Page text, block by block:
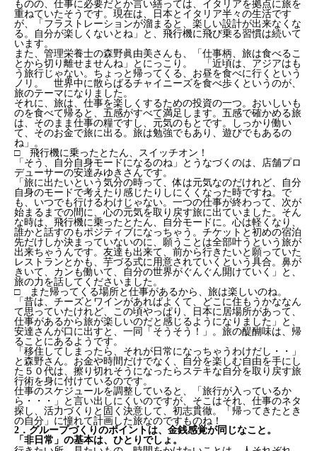
ものの、仕事に必要だとか言い繕っては、イタリアを拠点に旅を
重ねていたそうです。現在は、日本とイタリア半々の生活です
が、「フラストレーションが溜まると、楽しい設計が出来なくな
る。自分が楽しくないとね」と、飛行機に飛び乗る習慣は続いて
います。
また、管理栄養士の森野眞由美さんも、「仕事柄、旅は食べるこ
とから切り離せませんね」とにっこり。 「近頃は、アジアはも
う旅行じゃない。ちょっと帰ってくる、お昼を食べに行くという
ノリ。 世界中に散らばるチャイニーズを食べ歩くというのが、
旅のテーマになりました。
それに、旅は、仕事を楽しくするための投資の一つ。おいしいも
のを食べて帰ると、五感がすべて満足します。五感で確かめる旅
は、そのまま仕事の糧ですし、元気のもとです。しっかり働い
て、そのお金で旅に出る。旅は勉強でもあり、遊びでもあるの
ね」。
□ 飛行機に乗ったとたん、スイッチオン！
「そう、自分自身モードになるのね」とうなづくのは、店舗プロ
デューサーの安達みゆきさんです。
「旅に出たいという気分の時って、体は元気なのだけれど、自分
自身のモードで考えたり感じたりしにくくなった時ですね。で
も、いつでも行けるわけじゃない。一つの仕事が終わって、次が
始まるまでの間に、心の元気を取り戻す旅に出ていました。そん
な時は、飛行機に乗ったとたん、自分モードに。心は軽くなり、
誰かと話すのもポジティブになっちゃう。チケットと初めの宿泊
先だけしか決まっていないのに、願うことは全部叶うという旅が
出来ちゃうんです。友達も出来て、前から行きたいと願っていた
レストランとかも、芋づる式に用意されていくという具合。鼻が
きいて、カンも働いて、自分の世界がぐんぐん開けていく」と、
旅の力を話してくださいました。
□ また帰ってくる場所と仕事があるから、旅は楽しいのね。
「昔は、チーズとワインがあればよくて、どこに住もうかななん
て思っていたけれど、この頃やっぱり、日本に居場所があって、
仕事があるから旅が楽しいのだと感じるようになりました」と、
安達さんが口に出すと、一同「そうそう！」。旅の醍醐味は、帰
ることにあるようです。
「移住してしまったら、それが日常になっちゃうわけだし・・」
と森野さん。お金や時間だけでなく、自分を楽しむ自由を手にし
た５０代は、擦り切れそうになったらステキな自分を取り戻す旅
行術を身に付けているのです。
仕事のスケジュールを調整していると、「旅行が入っているか
ら・・・」と言い出しにくいのですが、そこはそれ、仕事のネタ
探し、活力づくりと固く決意して、初志貫徹。「帰ってきたとき
の自分」に憧れて計画した旅なのですものね！
2．グループづくりのポイントは、金銭感覚が同じなこと。
「非日常」の基本は、ひとりでしょ。